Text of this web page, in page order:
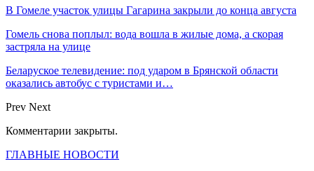
В Гомеле участок улицы Гагарина закрыли до конца августа
Гомель снова поплыл: вода вошла в жилые дома, а скорая
застряла на улице
Беларуское телевидение: под ударом в Брянской области
оказались автобус с туристами и…
Prev Next
Комментарии закрыты.
ГЛАВНЫЕ НОВОСТИ